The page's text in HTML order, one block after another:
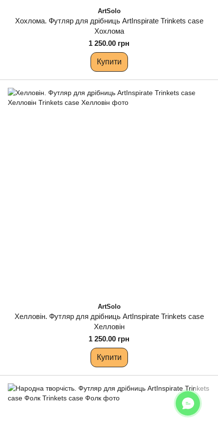
ArtSolo
Хохлома. Футляр для дрібниць ArtInspirate Trinkets case
Хохлома
1 250.00 грн
Купити
ArtSolo
Хелловін. Футляр для дрібниць ArtInspirate Trinkets case
Хелловін
1 250.00 грн
Купити